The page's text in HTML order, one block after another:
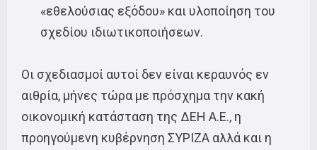
«εθελούσιας εξόδου» και υλοποίηση του
σχεδίου ιδιωτικοποιήσεων.
Οι σχεδιασμοί αυτοί δεν είναι κεραυνός εν
αιθρία, μήνες τώρα με πρόσχημα την κακή
οικονομική κατάσταση της ΔΕΗ Α.Ε., η
προηγούμενη κυβέρνηση ΣΥΡΙΖΑ αλλά και η